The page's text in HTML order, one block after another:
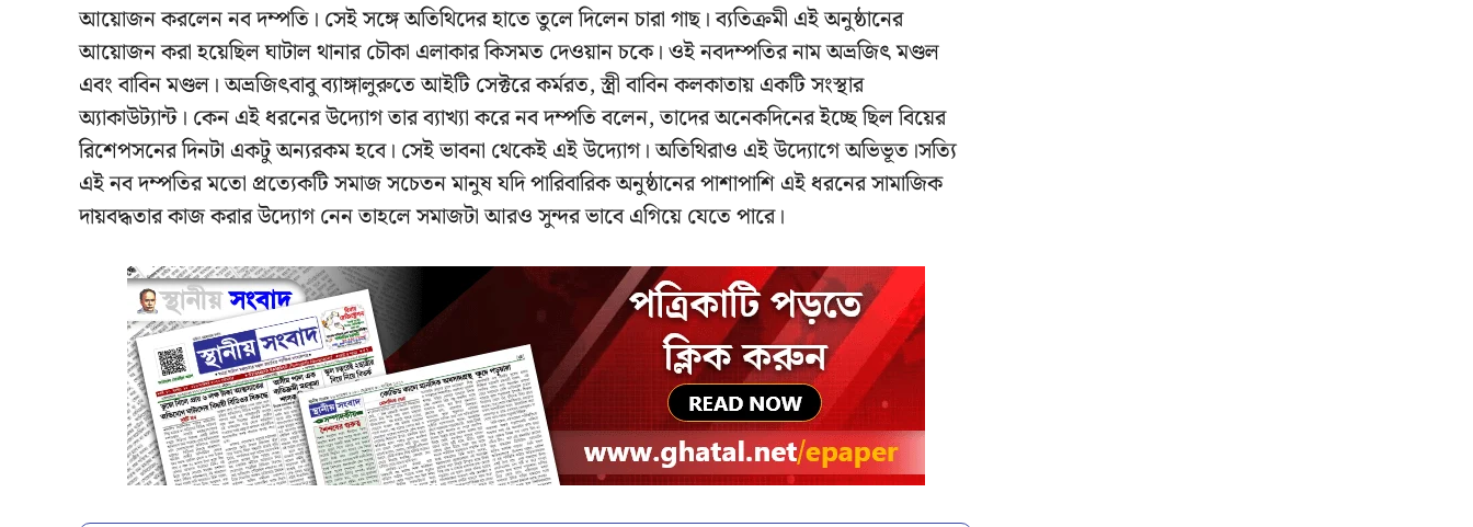
আয়োজন করলেন নব দম্পতি। সেই সঙ্গে অতিথিদের হাতে তুলে দিলেন চারা গাছ। ব্যতিক্রমী এই অনুষ্ঠানের
আয়োজন করা হয়েছিল ঘাটাল থানার চৌকা এলাকার কিসমত দেওয়ান চকে। ওই নবদম্পতির নাম অভ্রজিৎ মণ্ডল
এবং বাবিন মণ্ডল। অভ্রজিৎবাবু ব্যাঙ্গালুরুতে আইটি সেক্টরে কর্মরত, স্ত্রী বাবিন কলকাতায় একটি সংস্থার
অ্যাকাউট্যান্ট। কেন এই ধরনের উদ্যোগ তার ব্যাখ্যা করে নব দম্পতি বলেন, তাদের অনেকদিনের ইচ্ছে ছিল বিয়ের
রিশেপসনের দিনটা একটু অন্যরকম হবে। সেই ভাবনা থেকেই এই উদ্যোগ। অতিথিরাও এই উদ্যোগে অভিভূত।সত্যি
এই নব দম্পতির মতো প্রত্যেকটি সমাজ সচেতন মানুষ যদি পারিবারিক অনুষ্ঠানের পাশাপাশি এই ধরনের সামাজিক
দায়বদ্ধতার কাজ করার উদ্যোগ নেন তাহলে সমাজটা আরও সুন্দর ভাবে এগিয়ে যেতে পারে।